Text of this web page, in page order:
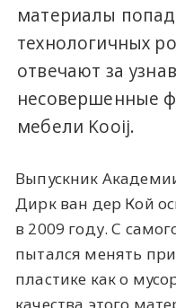
материалы
технологичных
отвечают за
несовершенные
мебели Kooij.
Выпускник
Дирк ван дер Кой
в 2009 году. С
пытался менять
пластике как о